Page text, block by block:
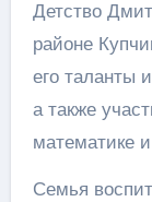
Детство
районе
его таланты
а также
математике
Семья